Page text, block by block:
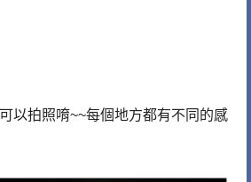
以拍照唷~~每個地方都有不同的感